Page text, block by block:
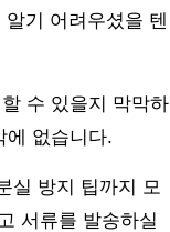
기 어려우셨을 텐
수 있을지 막막하
에 없습니다.
실 방지 팁까지 모
서류를 발송하실